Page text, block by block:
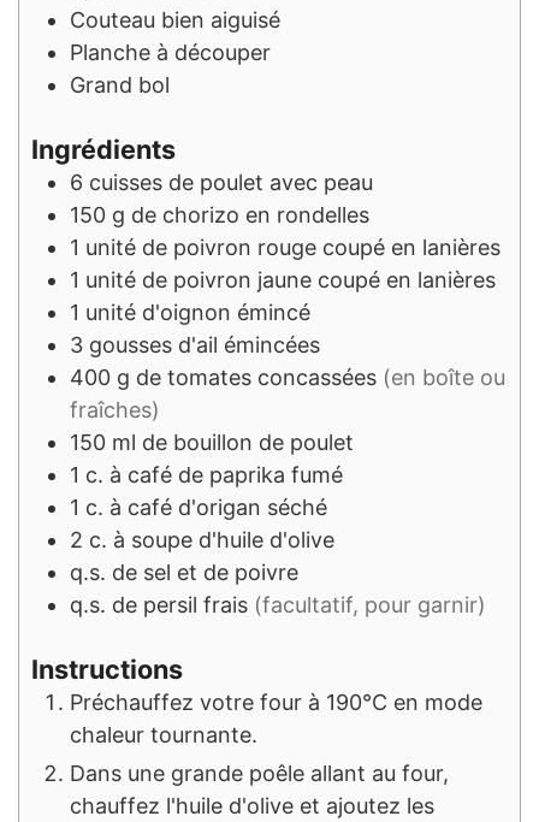
Couteau bien aiguisé
Planche à découper
Grand bol
Ingrédients
6 cuisses de poulet avec peau
150 g de chorizo en rondelles
1 unité de poivron rouge coupé en lanières
1 unité de poivron jaune coupé en lanières
1 unité d'oignon émincé
3 gousses d'ail émincées
400 g de tomates concassées (en boîte ou
fraîches)
150 ml de bouillon de poulet
1 c. à café de paprika fumé
1 c. à café d'origan séché
2 c. à soupe d'huile d'olive
q.s. de sel et de poivre
q.s. de persil frais (facultatif, pour garnir)
Instructions
Préchauffez votre four à 190°C en mode
chaleur tournante.
Dans une grande poêle allant au four,
chauffez l'huile d'olive et ajoutez les